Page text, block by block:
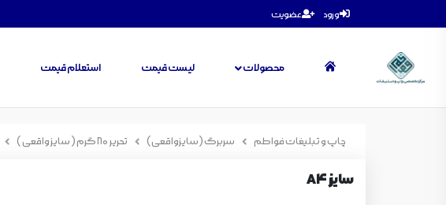
ورود عضویت
محصولات لیست قیمت استعلام قیمت
چاپ و تبلیغات فواطم سربرگ (سایزواقعی) تحریر 80 گرم ( سایز واقعی )
سایز A4